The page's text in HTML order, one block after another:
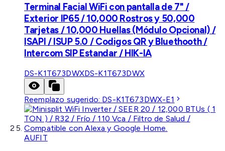
Terminal Facial WiFi con pantalla de 7" /
Exterior IP65 / 10,000 Rostros y 50,000
Tarjetas / 10,000 Huellas (Módulo Opcional) /
ISAPI / ISUP 5.0 / Codigos QR y Bluethooth /
Intercom SIP Estandar / HIK-IA
DS-K1T673DWXDS-K1T673DWX
Reemplazo sugerido: DS-K1T673DWX-E1
AUFIT